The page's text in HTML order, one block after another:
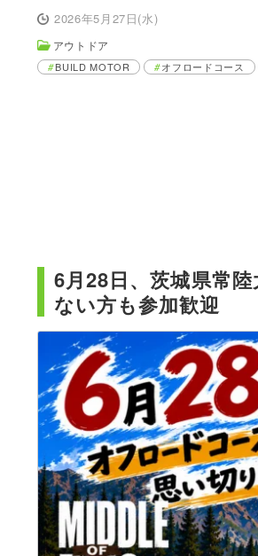
2026年5月27日(水)
アウトドア
BUILD MOTOR オフロードコース
6月28日、茨城県常
ない方も参加歓迎